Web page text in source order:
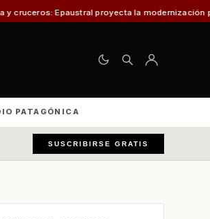
proyecta la modernización portuaria para el
PATAGÓNICA
SUSCRIBIRSE GRATIS